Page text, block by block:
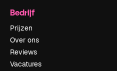
Bedrijf
Prijzen
Over ons
Reviews
Vacatures